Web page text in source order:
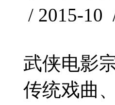
/ 2015-10
武侠电影
传统戏曲